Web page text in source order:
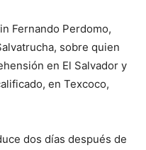
Fernando Perdomo,
sobre quien
en El Salvador y
en Texcoco,
dos días después de